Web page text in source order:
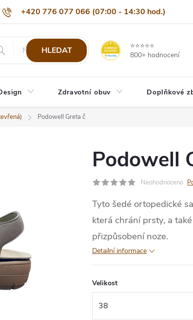
+420 776 077 066 (07:00 - 14:30 hod.)
info@eshop-vvdesign.cz
dotazy Naši odběratelé Doprava a platba
HLEDAT
⭐⭐⭐⭐⭐
800+ hodnocení
Zdravotní obuv Doplňkové
Podowell Greta č
Podowell
Neohodnoceno
Tyto šedé ortopedické
která chrání prsty, a
přizpůsobení noze.
Detailní informace
Velikost